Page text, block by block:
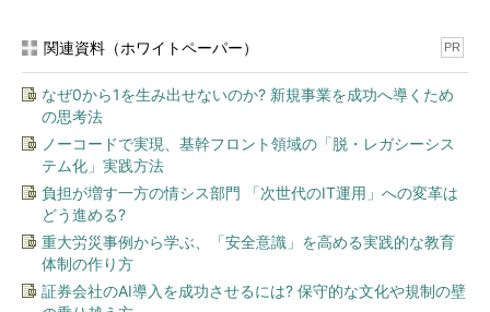
関連資料（ホワイトペーパー） PR
なぜ0から1を生み出せないのか? 新規事業を成功へ導くため
の思考法
ノーコードで実現、基幹フロント領域の「脱・レガシーシス
テム化」実践方法
負担が増す一方の情シス部門 「次世代のIT運用」への変革は
どう進める?
重大労災事例から学ぶ、「安全意識」を高める実践的な教育
体制の作り方
証券会社のAI導入を成功させるには? 保守的な文化や規制の壁